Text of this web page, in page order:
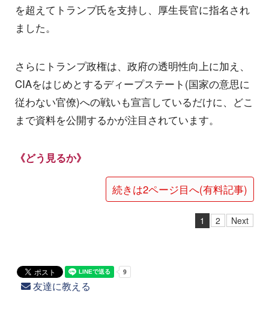
を超えてトランプ氏を支持し、厚生長官に指名され
ました。
さらにトランプ政権は、政府の透明性向上に加え、
CIAをはじめとするディープステート(国家の意思に
従わない官僚)への戦いも宣言しているだけに、どこ
まで資料を公開するかが注目されています。
《どう見るか》
続きは2ページ目へ(有料記事)
1 2 Next
友達に教える